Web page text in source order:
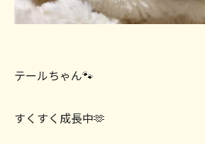
テールちゃん🐾
すくすく成長中🫶